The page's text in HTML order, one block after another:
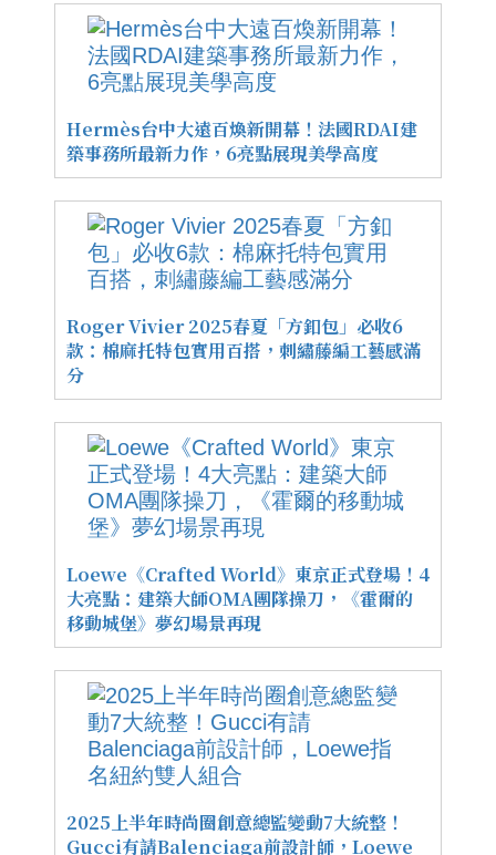
Hermès台中大遠百煥新開幕！法國RDAI建
築事務所最新力作，6亮點展現美學高度
Roger Vivier 2025春夏「方釦包」必收6
款：棉麻托特包實用百搭，刺繡藤編工藝感滿
分
Loewe《Crafted World》東京正式登場！4
大亮點：建築大師OMA團隊操刀，《霍爾的
移動城堡》夢幻場景再現
2025上半年時尚圈創意總監變動7大統整！
Gucci有請Balenciaga前設計師，Loewe